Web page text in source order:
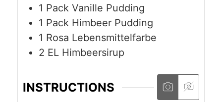
1 Pack Vanille Pudding
1 Pack Himbeer Pudding
1 Rosa Lebensmittelfarbe
2 EL Himbeersirup
INSTRUCTIONS